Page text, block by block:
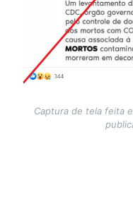
Captura de tela feita